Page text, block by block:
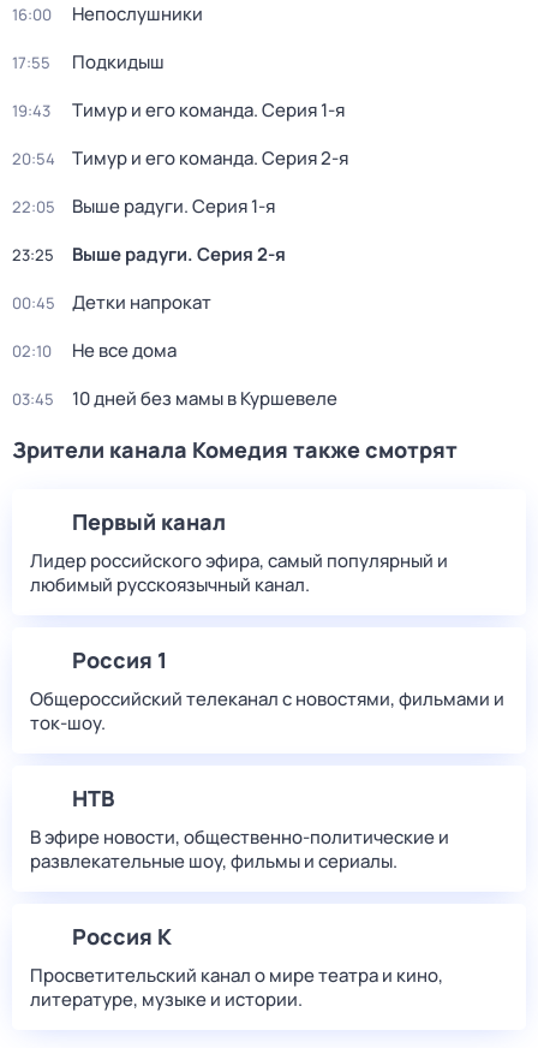
16:00 Непослушники
17:55 Подкидыш
19:43 Тимур и его команда. Серия 1-я
20:54 Тимур и его команда. Серия 2-я
22:05 Выше радуги. Серия 1-я
23:25 Выше радуги. Серия 2-я
00:45 Детки напрокат
02:10 Не все дома
03:45 10 дней без мамы в Куршевеле
Зрители канала Комедия также смотрят
Первый канал
Лидер российского эфира, самый популярный и
любимый русскоязычный канал.
Россия 1
Общероссийский телеканал с новостями, фильмами и
ток-шоу.
НТВ
В эфире новости, общественно-политические и
развлекательные шоу, фильмы и сериалы.
Россия К
Просветительский канал о мире театра и кино,
литературе, музыке и истории.